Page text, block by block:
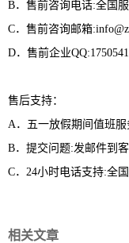
B．售前咨询电话:全国服
C．售前咨询邮箱
D．售前企业
售后支持：
A．五一放假期间值班服
B．提交问题:发邮件到
C．24小时电话支持:全
相关文章